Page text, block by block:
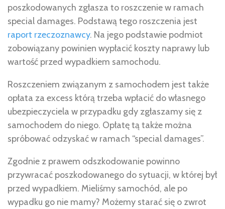
poszkodowanych zgłasza to roszczenie w ramach
special damages. Podstawą tego roszczenia jest
raport rzeczoznawcy. Na jego podstawie podmiot
zobowiązany powinien wypłacić koszty naprawy lub
wartość przed wypadkiem samochodu.
Roszczeniem związanym z samochodem jest także
opłata za excess którą trzeba wpłacić do własnego
ubezpieczyciela w przypadku gdy zgłaszamy się z
samochodem do niego. Opłatę tą także można
spróbować odzyskać w ramach “special damages”.
Zgodnie z prawem odszkodowanie powinno
przywracać poszkodowanego do sytuacji, w której był
przed wypadkiem. Mieliśmy samochód, ale po
wypadku go nie mamy? Możemy starać się o zwrot